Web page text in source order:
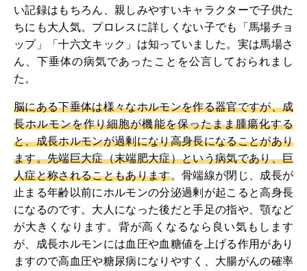
い記録はもちろん、親しみやすいキャラクターで子供た
ちにも大人気。プロレスに詳しくない子でも「馬場チョ
ップ」「十六文キック」は知っていました。実は馬場さ
ん、下垂体の病気であったことを公言しておられまし
た。
脳にある下垂体は様々なホルモンを作る器官ですが、成
長ホルモンを作り細胞が機能を保ったまま腫瘍化する
と、成長ホルモンが過剰になり高身長になることがあり
ます。先端巨大症（末端肥大症）という病気であり、巨
人症と称されることもあります。骨端線が閉じ、成長が
止まる年齢以前にホルモンの分泌過剰が起こると高身長
になるのです。大人になった後だと手足の指や、顎など
が大きくなります。背が高くなるなら良い気もします
が、成長ホルモンには血圧や血糖値を上げる作用があり
ますので高血圧や糖尿病になりやすく、大腸がんの確率